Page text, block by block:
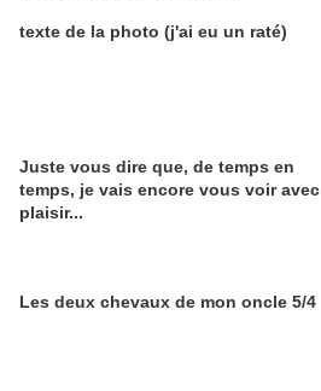
texte de la photo (j'ai eu un raté)
Juste vous dire que, de temps en
temps, je vais encore vous voir avec
plaisir...
Les deux chevaux de mon oncle 5/4